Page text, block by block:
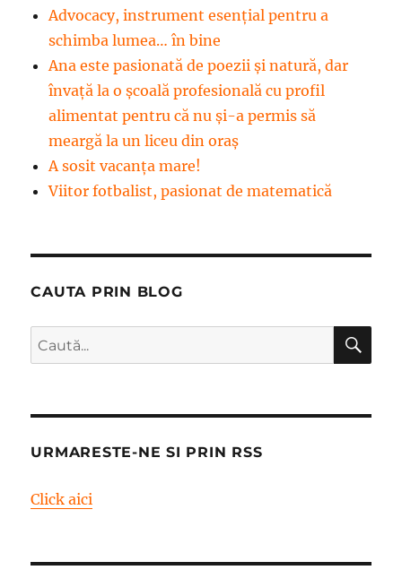
Advocacy, instrument esenţial pentru a
schimba lumea… în bine
Ana este pasionată de poezii și natură, dar
învață la o școală profesională cu profil
alimentat pentru că nu și-a permis să
meargă la un liceu din oraș
A sosit vacanța mare!
Viitor fotbalist, pasionat de matematică
CAUTA PRIN BLOG
Caută
după:
URMARESTE-NE SI PRIN RSS
Click aici